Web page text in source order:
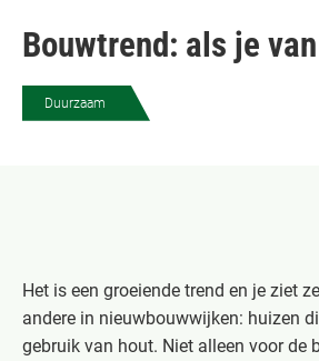
Bouwtrend: als je
Duurzaam
Het is een groeiende trend en je ziet
andere in nieuwbouwwijken: huizen
gebruik van hout. Niet alleen voor de